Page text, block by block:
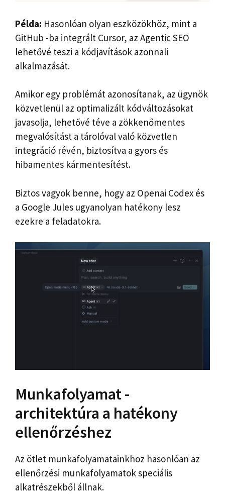
Példa: Hasonlóan olyan eszközökhöz, mint a
GitHub -ba integrált Cursor, az Agentic SEO
lehetővé teszi a kódjavítások azonnali
alkalmazását.
Amikor egy problémát azonosítanak, az ügynök
közvetlenül az optimalizált kódváltozásokat
javasolja, lehetővé téve a zökkenőmentes
megvalósítást a tárolóval való közvetlen
integráció révén, biztosítva a gyors és
hibamentes kármentesítést.
Biztos vagyok benne, hogy az Openai Codex és
a Google Jules ugyanolyan hatékony lesz
ezekre a feladatokra.
Munkafolyamat -
architektúra a hatékony
ellenőrzéshez
Az ötlet munkafolyamatainkhoz hasonlóan az
ellenőrzési munkafolyamatok speciális
alkatrészekből állnak.